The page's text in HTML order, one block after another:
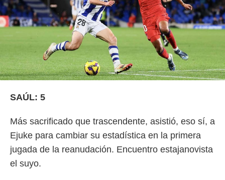
SAÚL: 5
Más sacrificado que trascendente, asistió, eso sí, a
Ejuke para cambiar su estadística en la primera
jugada de la reanudación. Encuentro estajanovista
el suyo.